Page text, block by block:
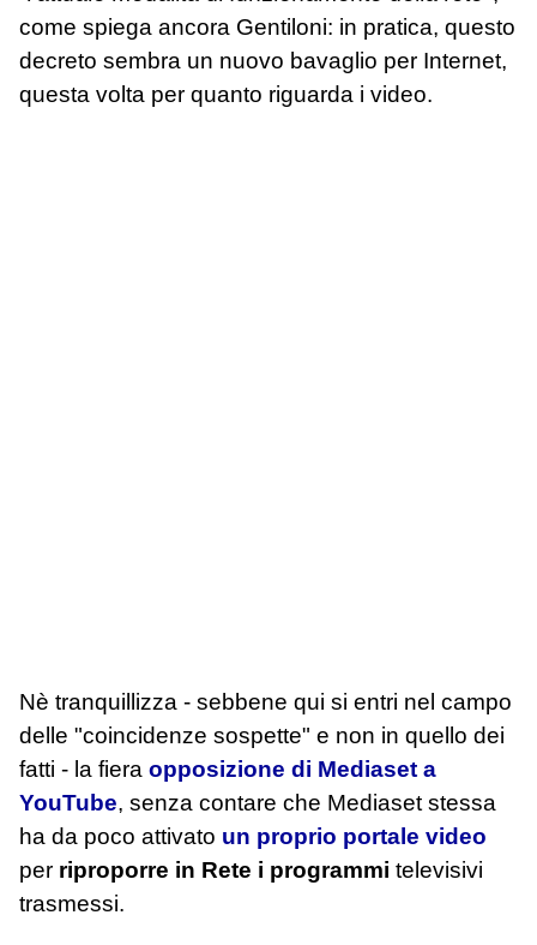
come spiega ancora Gentiloni: in pratica, questo
decreto sembra un nuovo bavaglio per Internet,
questa volta per quanto riguarda i video.
Nè tranquillizza - sebbene qui si entri nel campo
delle "coincidenze sospette" e non in quello dei
fatti - la fiera opposizione di Mediaset a
YouTube, senza contare che Mediaset stessa
ha da poco attivato un proprio portale video
per riproporre in Rete i programmi televisivi
trasmessi.